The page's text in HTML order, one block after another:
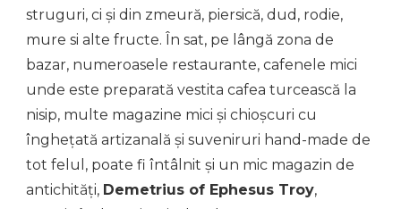
struguri, ci și din zmeură, piersică, dud, rodie,
mure si alte fructe. În sat, pe lângă zona de
bazar, numeroasele restaurante, cafenele mici
unde este preparată vestita cafea turcească la
nisip, multe magazine mici și chioșcuri cu
înghețată artizanală și suveniruri hand-made de
tot felul, poate fi întâlnit și un mic magazin de
antichități, Demetrius of Ephesus Troy,